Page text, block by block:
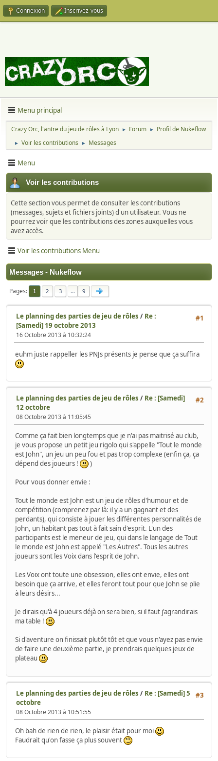
Connexion Inscrivez-vous
Menu principal
Crazy Orc, l'antre du jeu de rôles à Lyon ► Forum ► Profil de Nukeflow
► Voir les contributions ► Messages
Menu
Voir les contributions
Cette section vous permet de consulter les contributions
(messages, sujets et fichiers joints) d'un utilisateur. Vous ne
pourrez voir que les contributions des zones auxquelles vous
avez accès.
Voir les contributions Menu
Messages - Nukeflow
Pages 1 2 3 ... 9
#1
Le planning des parties de jeu de rôles / Re :
[Samedi] 19 octobre 2013
16 Octobre 2013 à 10:32:24
euhm juste rappeller les PNJs présents je pense que ça suffira
#2
Le planning des parties de jeu de rôles / Re : [Samedi]
12 octobre
08 Octobre 2013 à 11:05:45
Comme ça fait bien longtemps que je n'ai pas maitrisé au club,
je vous propose un petit jeu rigolo qui s'appelle "Tout le monde
est John", un jeu un peu fou et pas trop complexe (enfin ça, ça
dépend des joueurs !
)
Pour vous donner envie :
Tout le monde est John est un jeu de rôles d'humour et de
compétition (comprenez par là: il y a un gagnant et des
perdants), qui consiste à jouer les différentes personnalités de
John, un habitant pas tout à fait sain d'esprit. L'un des
participants est le meneur de jeu, qui dans le langage de Tout
le monde est John est appelé "Les Autres". Tous les autres
joueurs sont les Voix dans l'esprit de John.
Les Voix ont toute une obsession, elles ont envie, elles ont
besoin que ça arrive, et elles feront tout pour que John se plie
à leurs désirs...
Je dirais qu'à 4 joueurs déjà on sera bien, si il faut j'agrandirais
ma table !
Si d'aventure on finissait plutôt tôt et que vous n'ayez pas envie
de faire une deuxième partie, je prendrais quelques jeux de
plateau
#3
Le planning des parties de jeu de rôles / Re : [Samedi] 5
octobre
08 Octobre 2013 à 10:51:55
Oh bah de rien de rien, le plaisir était pour moi
Faudrait qu'on fasse ça plus souvent